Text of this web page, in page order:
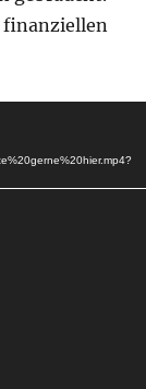
finanziellen